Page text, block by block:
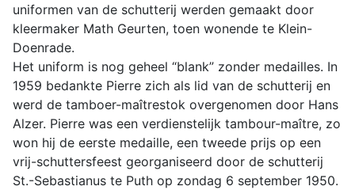
uniformen van de schutterij werden gemaakt door
kleermaker Math Geurten, toen wonende te Klein-
Doenrade.
Het uniform is nog geheel “blank” zonder medailles. In
1959 bedankte Pierre zich als lid van de schutterij en
werd de tamboer-maîtrestok overgenomen door Hans
Alzer. Pierre was een verdienstelijk tambour-maître, zo
won hij de eerste medaille, een tweede prijs op een
vrij-schuttersfeest georganiseerd door de schutterij
St.-Sebastianus te Puth op zondag 6 september 1950.